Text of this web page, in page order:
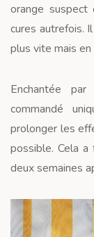
orange
cures autrefois.
plus vite mais en
Enchantée
commandé
prolonger les
possible. Cela
deux semaines